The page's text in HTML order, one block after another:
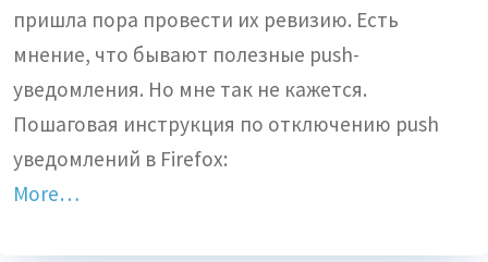
пришла пора провести их ревизию. Есть
мнение, что бывают полезные push-
уведомления. Но мне так не кажется.
Пошаговая инструкция по отключению push
уведомлений в Firefox:
More…